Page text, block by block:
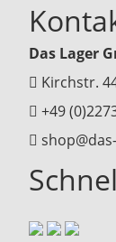
Das Lager
Kirchstr.
+49